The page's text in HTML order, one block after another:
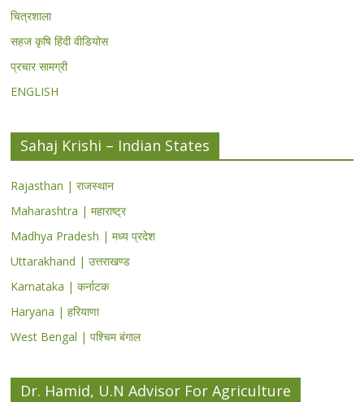
चित्रशाला
सहज कृषि हिंदी वीडियोस
प्रचार सामग्री
ENGLISH
Sahaj Krishi – Indian States
Rajasthan | राजस्थान
Maharashtra | महाराष्ट्र
Madhya Pradesh | मध्य प्रदेश
Uttarakhand | उत्तराखण्ड
Karnataka | कर्नाटक
Haryana | हरियाणा
West Bengal | पश्चिम बंगाल
Dr. Hamid, U.N Advisor For Agriculture